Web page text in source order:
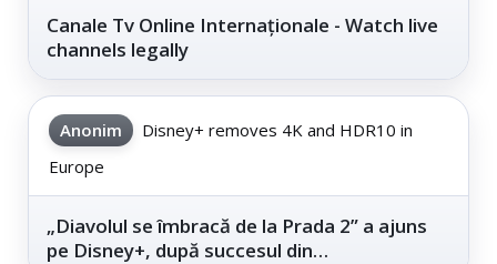
Canale Tv Online Internaționale - Watch live
channels legally
Anonim
Disney+ removes 4K and HDR10 in
Europe
„Diavolul se îmbracă de la Prada 2” a ajuns
pe Disney+, după succesul din